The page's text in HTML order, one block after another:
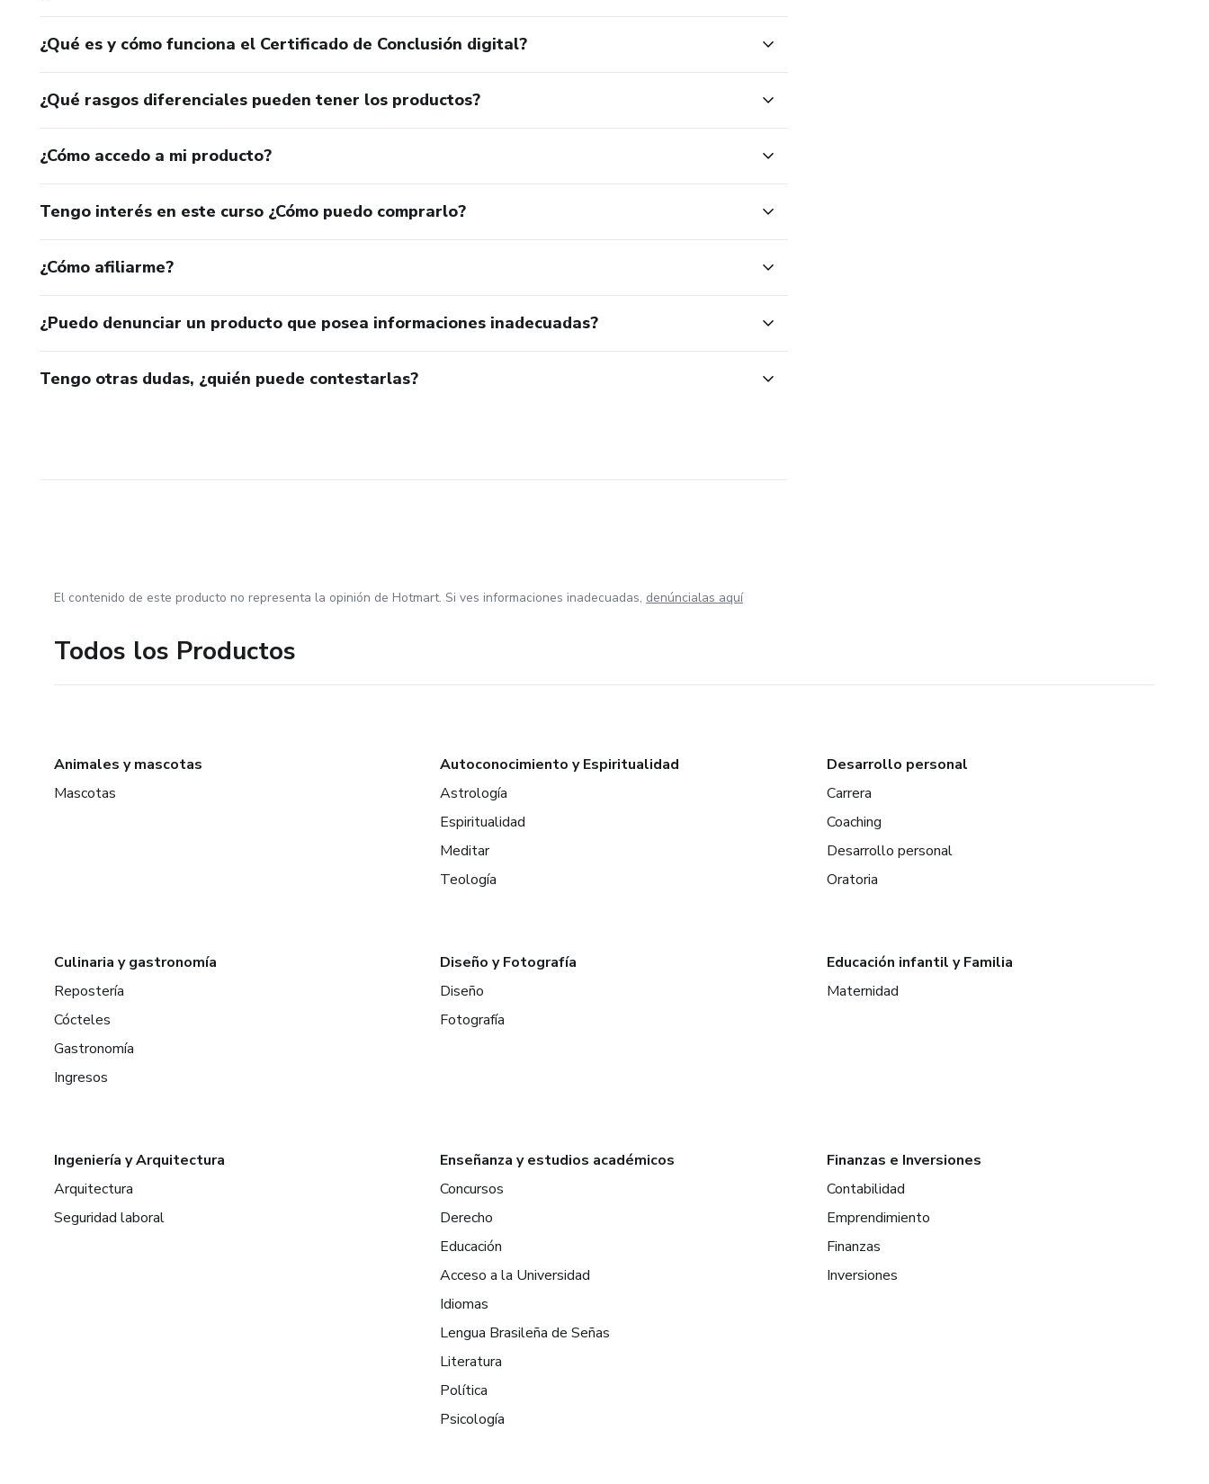
¿Qué es y cómo funciona el Certificado de Conclusión digital?
¿Qué rasgos diferenciales pueden tener los productos?
¿Cómo accedo a mi producto?
Tengo interés en este curso ¿Cómo puedo comprarlo?
¿Cómo afiliarme?
¿Puedo denunciar un producto que posea informaciones inadecuadas?
Tengo otras dudas, ¿quién puede contestarlas?
El contenido de este producto no representa la opinión de Hotmart. Si ves informaciones inadecuadas, denúncialas aquí
Todos los Productos
Animales y mascotas
Mascotas
Autoconocimiento y Espiritualidad
Astrología
Espiritualidad
Meditar
Teología
Desarrollo personal
Carrera
Coaching
Desarrollo personal
Oratoria
Culinaria y gastronomía
Repostería
Cócteles
Gastronomía
Ingresos
Diseño y Fotografía
Diseño
Fotografía
Educación infantil y Familia
Maternidad
Ingeniería y Arquitectura
Arquitectura
Seguridad laboral
Enseñanza y estudios académicos
Concursos
Derecho
Educación
Acceso a la Universidad
Idiomas
Lengua Brasileña de Señas
Literatura
Política
Psicología
Finanzas e Inversiones
Contabilidad
Emprendimiento
Finanzas
Inversiones